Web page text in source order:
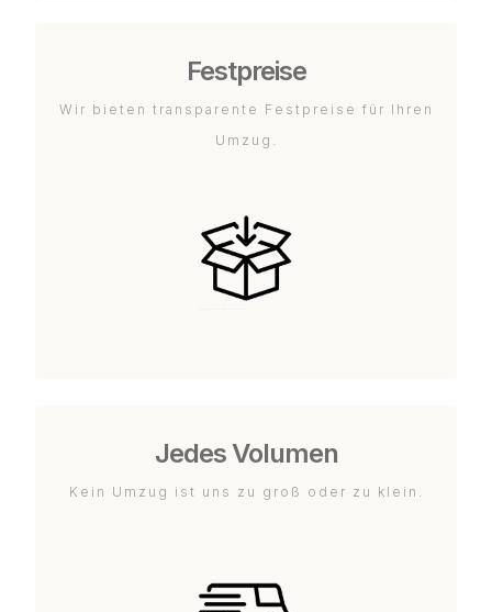
Festpreise
Wir bieten transparente Festpreise für Ihren
Umzug.
Jedes Volumen
Kein Umzug ist uns zu groß oder zu klein.